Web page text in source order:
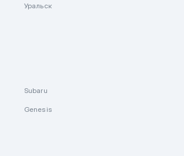
Уральск
Subaru
Genesis